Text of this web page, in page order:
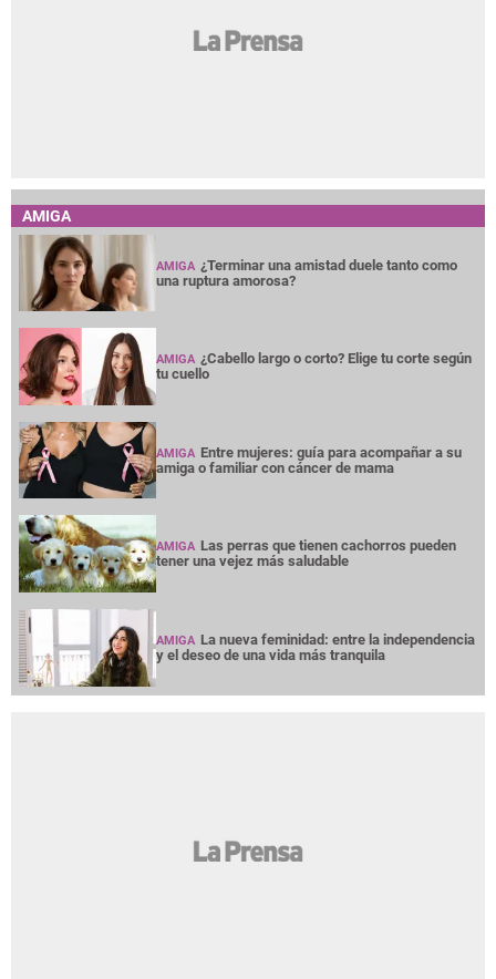
AMIGA
AMIGA ¿Terminar una amistad duele tanto como
una ruptura amorosa?
AMIGA ¿Cabello largo o corto? Elige tu corte según
tu cuello
AMIGA Entre mujeres: guía para acompañar a su
amiga o familiar con cáncer de mama
AMIGA Las perras que tienen cachorros pueden
tener una vejez más saludable
AMIGA La nueva feminidad: entre la independencia
y el deseo de una vida más tranquila